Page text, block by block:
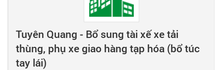
Tuyên Quang - Bổ sung tài xế xe tải
thùng, phụ xe giao hàng tạp hóa (bổ túc
tay lái)